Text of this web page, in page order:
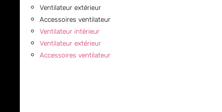
Ventilateur extérieur
Accessoires ventilateur
Ventilateur intérieur
Ventilateur extérieur
Accessoires ventilateur